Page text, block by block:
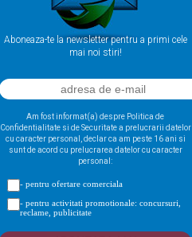
Aboneaza-te la newsletter pentru a primi cele
mai noi stiri!
Am fost informat(a) despre Politica de
Confidentialitate si de Securitate a prelucrarii datelor
cu caracter personal, declar ca am peste 16 ani si
sunt de acord cu prelucrarea datelor cu caracter
personal:
- pentru ofertare comerciala
- pentru activitati promotionale: concursuri,
reclame, publicitate